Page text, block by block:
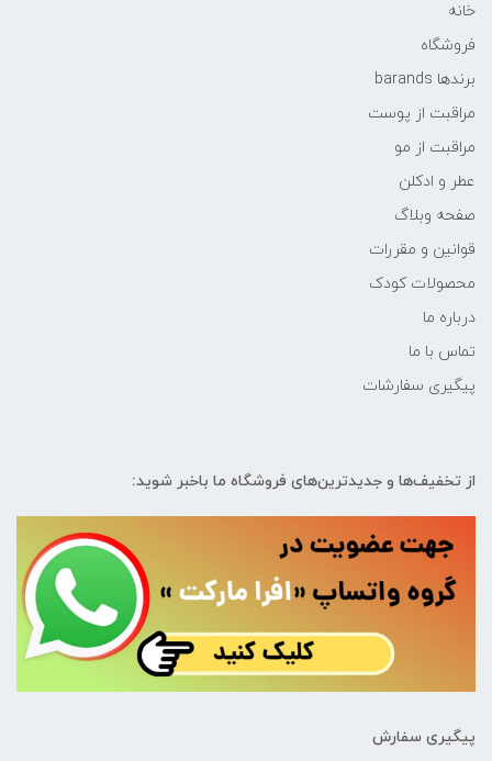
خانه
فروشگاه
برندها barands
مراقبت از پوست
مراقبت از مو
عطر و ادکلن
صفحه وبلاگ
قوانین و مقررات
محصولات کودک
درباره ما
تماس با ما
پیگیری سفارشات
از تخفیف‌ها و جدیدترین‌های فروشگاه ما باخبر شوید:
پیگیری سفارش